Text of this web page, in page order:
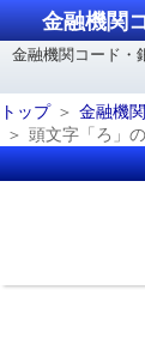
金融機関
金融機関コード・
トップ
金融機
頭文字「ろ」